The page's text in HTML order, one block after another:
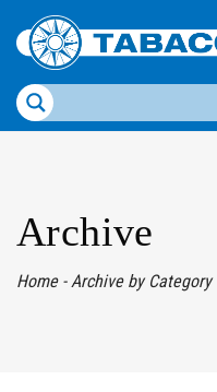
Archive
Home - Archive by